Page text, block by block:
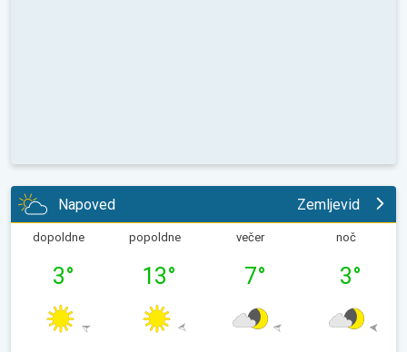
Napoved Zemljevid
dopoldne
3°
popoldne
13°
večer
7°
noč
3°